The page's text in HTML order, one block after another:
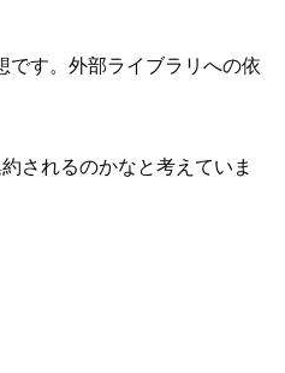
す。外部ライブラリへの依
されるのかなと考えていま